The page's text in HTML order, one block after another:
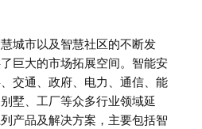
城市以及智慧社区的不断发
巨大的市场拓展空间。智能安
交通、政府、电力、通信、能
墅、工厂等众多行业领域延
产品及解决方案，主要包括智